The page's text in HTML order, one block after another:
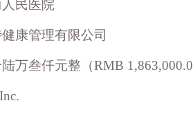
民医院
康管理有限公司
万叁仟元整（RMB